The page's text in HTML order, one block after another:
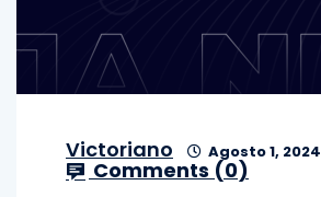
Victoriano Agosto 1, 2024
Comments (0)